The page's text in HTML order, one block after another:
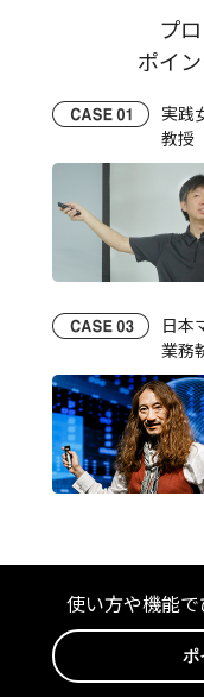
プ
ポイ
実践
教授
日本
業務
使い方や機能
ポ